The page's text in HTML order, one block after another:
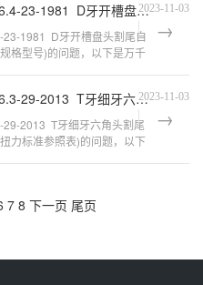
ASME/ANSI B18.6.4-23-1981 D牙开槽盘头割尾自攻螺钉 3
2023-11-03
23-1981 D牙开槽盘头割尾自
格型号)的问题，以下是万千
ASME/ANSI B18.6.3-29-2013 T牙细牙六角头割尾自攻螺钉 9
2023-11-03
29-2013 T牙细牙六角头割尾
力标准参照表)的问题，以下
7 8 下一页 尾页